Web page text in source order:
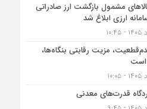
مشمول بازگشت ارز صادراتی
ارزی ابلاغ شد
مزیت رقابتی بنگاه‌ها،
است
قدرت‌های معدنی